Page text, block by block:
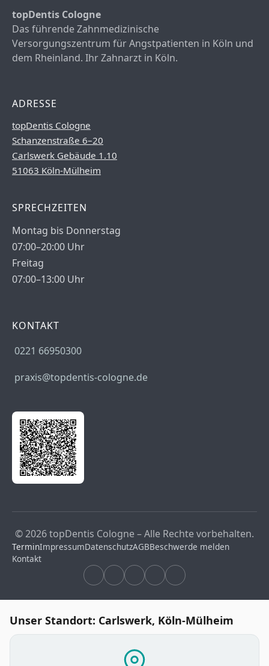
topDentis Cologne
Das führende Zahnmedizinische
Versorgungszentrum für Angstpatienten in Köln und
dem Rheinland. Ihr Zahnarzt in Köln.
ADRESSE
topDentis Cologne
Schanzenstraße 6–20
Carlswerk Gebäude 1.10
51063 Köln-Mülheim
SPRECHZEITEN
Montag bis Donnerstag
07:00–20:00 Uhr
Freitag
07:00–13:00 Uhr
KONTAKT
0221 66950300
praxis@topdentis-cologne.de
© 2026 topDentis Cologne – Alle Rechte vorbehalten.
TerminImpressumDatenschutzAGBBeschwerde melden
Kontakt
Unser Standort: Carlswerk, Köln-Mülheim